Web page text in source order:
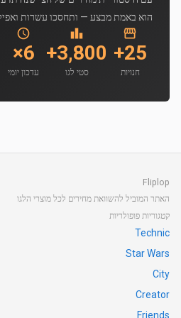
הוא באמת מבצע — ותחסכו עשרות
25+
חנויות
3,800+
סטי לגו
6×
עדכון יומי
Fliplop
האתר המוביל להשוואת מחירים לכל מוצרי הלגו
קטגוריות פופולריות
Technic
Star Wars
City
Creator
Friends